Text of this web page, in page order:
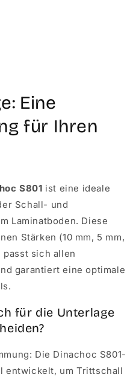
Eine
für Ihren
S801 ist eine ideale
Schall- und
Laminatboden. Diese
Stärken (10 mm, 5 mm,
passt sich allen
garantiert eine optimale
für die Unterlage
Die Dinachoc S801-
entwickelt, um Trittschall